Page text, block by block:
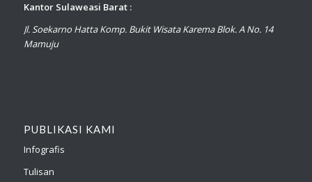
Kantor Sulaweasi Barat :
Jl. Soekarno Hatta Komp. Bukit Wisata Karema Blok. A No. 14
Mamuju
PUBLIKASI KAMI
Infografis
Tulisan